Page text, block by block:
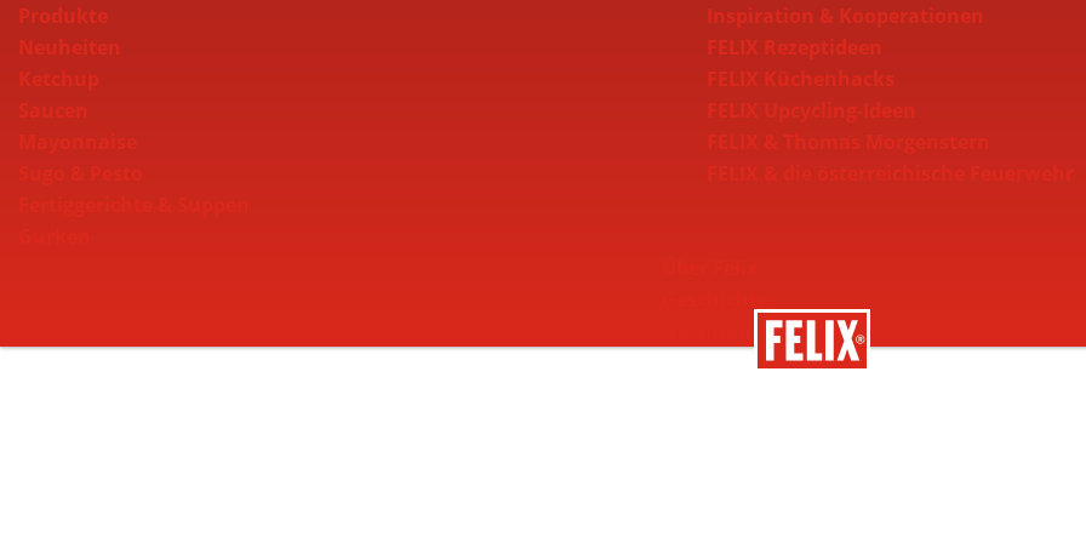
Produkte
Neuheiten
Ketchup
Saucen
Inspiration & Kooperationen
FELIX Rezeptideen
FELIX Küchenhacks
FELIX Upcycling-Ideen
Nachhaltigkeit